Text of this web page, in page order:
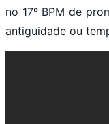
no 17º BPM de
antiguidade ou